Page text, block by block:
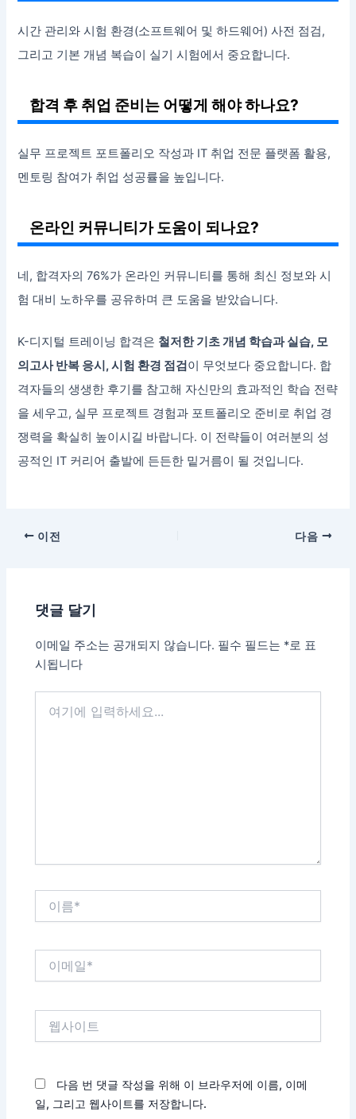
시간 관리와 시험 환경(소프트웨어 및 하드웨어) 사전 점검,
그리고 기본 개념 복습이 실기 시험에서 중요합니다.
합격 후 취업 준비는 어떻게 해야 하나요?
실무 프로젝트 포트폴리오 작성과 IT 취업 전문 플랫폼 활용,
멘토링 참여가 취업 성공률을 높입니다.
온라인 커뮤니티가 도움이 되나요?
네, 합격자의 76%가 온라인 커뮤니티를 통해 최신 정보와 시
험 대비 노하우를 공유하며 큰 도움을 받았습니다.
K-디지털 트레이닝 합격은 철저한 기초 개념 학습과 실습, 모
의고사 반복 응시, 시험 환경 점검이 무엇보다 중요합니다. 합
격자들의 생생한 후기를 참고해 자신만의 효과적인 학습 전략
을 세우고, 실무 프로젝트 경험과 포트폴리오 준비로 취업 경
쟁력을 확실히 높이시길 바랍니다. 이 전략들이 여러분의 성
공적인 IT 커리어 출발에 든든한 밑거름이 될 것입니다.
이전 다음
댓글 달기
이메일 주소는 공개되지 않습니다. 필수 필드는 *로 표
시됩니다
다음 번 댓글 작성을 위해 이 브라우저에 이름, 이메
일, 그리고 웹사이트를 저장합니다.